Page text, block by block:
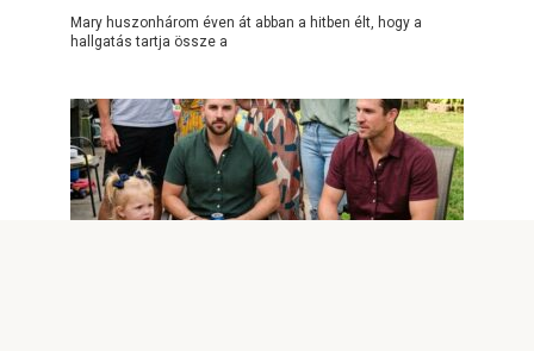
Mary huszonhárom éven át abban a hitben élt, hogy a
hallgatás tartja össze a